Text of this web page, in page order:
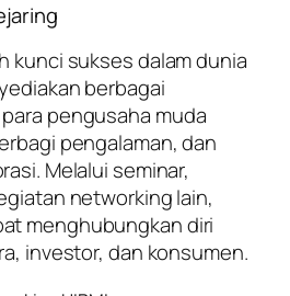
kunci sukses dalam dunia
berbagai
pengusaha muda
pengalaman, dan
Melalui seminar,
networking lain,
menghubungkan diri
investor, dan konsumen.